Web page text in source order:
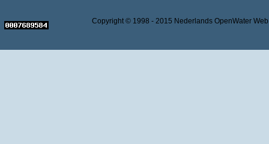
Copyright © 1998 - 2015 Nederlands OpenWater